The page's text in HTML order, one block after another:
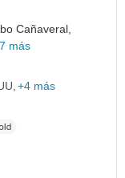
Cañaveral,
más
+4 más